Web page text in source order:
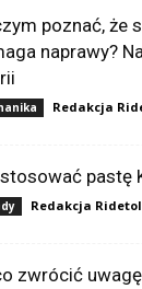
poznać, że
naprawy?
Redakcja
pastę
Redakcja
zwrócić